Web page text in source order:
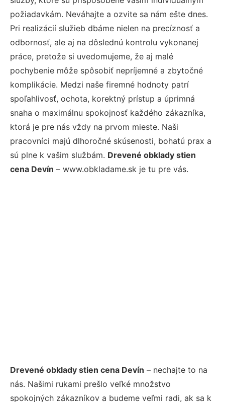
požiadavkám. Neváhajte a ozvite sa nám ešte dnes.
Pri realizácií služieb dbáme nielen na precíznosť a
odbornosť, ale aj na dôslednú kontrolu vykonanej
práce, pretože si uvedomujeme, že aj malé
pochybenie môže spôsobiť nepríjemné a zbytočné
komplikácie. Medzi naše firemné hodnoty patrí
spoľahlivosť, ochota, korektný prístup a úprimná
snaha o maximálnu spokojnosť každého zákazníka,
ktorá je pre nás vždy na prvom mieste. Naši
pracovníci majú dlhoročné skúsenosti, bohatú prax a
sú plne k vašim službám. Drevené obklady stien
cena Devín – www.obkladame.sk je tu pre vás.
Drevené obklady stien cena Devín – nechajte to na
nás. Našimi rukami prešlo veľké množstvo
spokojných zákazníkov a budeme veľmi radi, ak sa k